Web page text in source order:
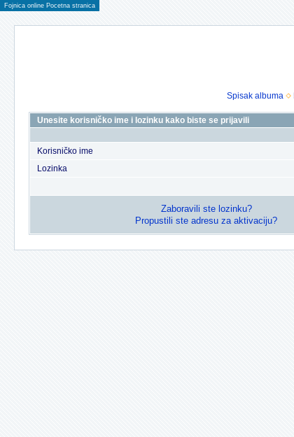
Fojnica online Pocetna stranica
Spisak albuma
Unesite korisničko ime i lozinku kako biste se prijavili
Korisničko ime
Lozinka
Zaboravili ste lozinku?
Propustili ste adresu za aktivaciju?